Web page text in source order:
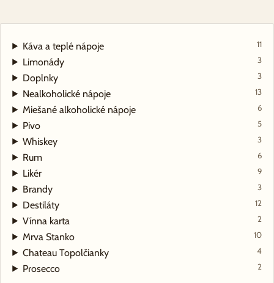
Káva a teplé nápoje 11
Limonády 3
Doplnky 3
Nealkoholické nápoje 13
Miešané alkoholické nápoje 6
Pivo 5
Whiskey 3
Rum 6
Likér 9
Brandy 3
Destiláty 12
Vínna karta 2
Mrva Stanko 10
Chateau Topolčianky 4
Prosecco 2